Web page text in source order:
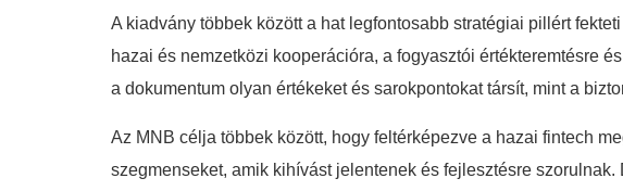
A kiadvány többek között a hat legfontosabb stratégiai pillért
hazai és nemzetközi kooperációra, a fogyasztói értékteremtésre
a dokumentum olyan értékeket és sarokpontokat társít, mint a
Az MNB célja többek között, hogy feltérképezve a hazai fintech
szegmenseket, amik kihívást jelentenek és fejlesztésre szorulnak.